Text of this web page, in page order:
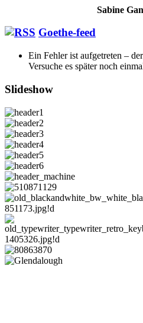
Sabine
Goethe-feed
Ein Fehler ist aufgetreten –
Versuche es später noch
Slideshow